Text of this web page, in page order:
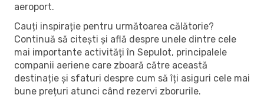
aeroport.
Cauți inspirație pentru următoarea călătorie?
Continuă să citești și află despre unele dintre cele
mai importante activități în Sepulot, principalele
companii aeriene care zboară către această
destinație și sfaturi despre cum să îți asiguri cele mai
bune prețuri atunci când rezervi zborurile.